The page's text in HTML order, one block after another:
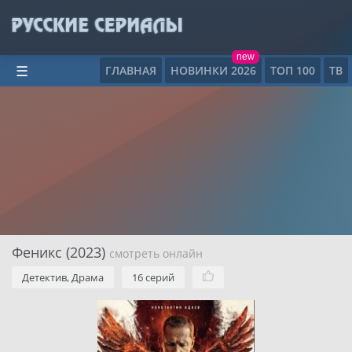
ГЛАВНАЯ НОВИНКИ 2026
new
ТОП 100 ТВ
☰
Феникс (2023) смотреть онлайн
Детектив, Драма 16 серий